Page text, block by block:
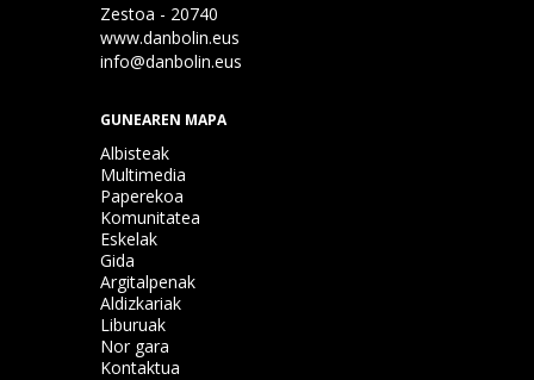
Zestoa - 20740
www.danbolin.eus
info@danbolin.eus
GUNEAREN MAPA
Albisteak
Multimedia
Paperekoa
Komunitatea
Eskelak
Gida
Argitalpenak
Aldizkariak
Liburuak
Nor gara
Kontaktua